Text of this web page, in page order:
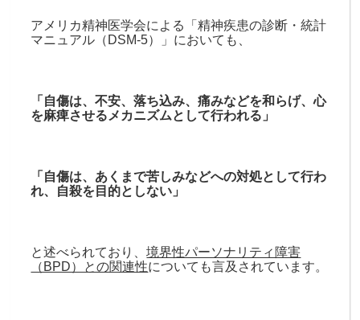
アメリカ精神医学会による「精神疾患の診断・統計
マニュアル（DSM-5）」においても、
「自傷は、不安、落ち込み、痛みなどを和らげ、心
を麻痺させるメカニズムとして行われる」
「自傷は、あくまで苦しみなどへの対処として行わ
れ、自殺を目的としない」
と述べられており、境界性パーソナリティ障害
（BPD）との関連性についても言及されています。